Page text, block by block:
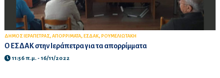
ΔΗΜΟΣ ΙΕΡΑΠΕΤΡΑΣ, ΑΠΟΡΡΙΜΑΤΑ, ΕΣΔΑΚ, ΡΟΥΜΕΛΙΩΤΑΚΗ
Ο ΕΣΔΑΚ στην Ιεράπετρα για τα απορρίμματα
11:56 π.μ. - 16/11/2022